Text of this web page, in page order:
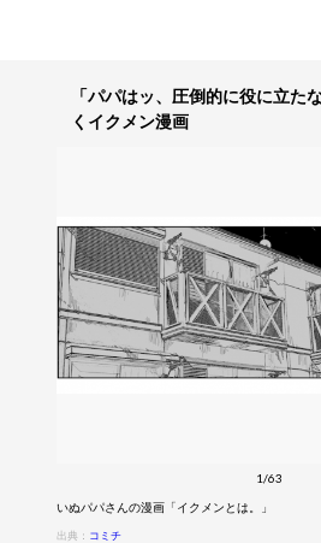
「パパはッ、圧倒的に役に立た
くイクメン漫画
1/63
いぬパパさんの漫画「イクメンとは。」
出典： コミチ